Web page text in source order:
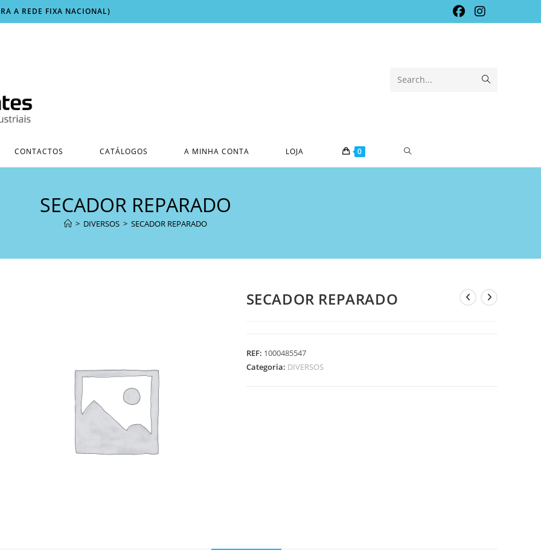
A REDE FIXA NACIONAL)
Search...
CONTACTOS CATÁLOGOS A MINHA CONTA LOJA 0 TOGGLE
SECADOR REPARADO
> DIVERSOS > SECADOR REPARADO
SECADOR REPARADO
REF: 1000485547
Categoria: DIVERSOS